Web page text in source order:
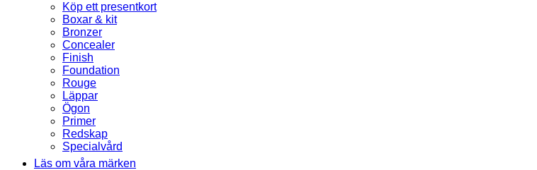
Köp ett presentkort
Boxar & kit
Bronzer
Concealer
Finish
Foundation
Rouge
Läppar
Ögon
Primer
Redskap
Specialvård
Läs om våra märken